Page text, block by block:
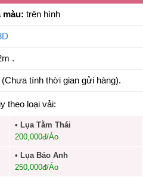
màu: trên hình
.
tính thời gian gửi hàng).
theo loại vải:
• Lụa Tằm Thái
200,000đ/Áo
• Lụa Bảo Anh
250,000đ/Áo